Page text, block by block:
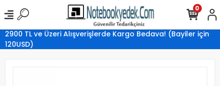
2900 TL ve Üzeri Alışverişlerde Kargo Bedava! (Bayiler için
120USD)
0